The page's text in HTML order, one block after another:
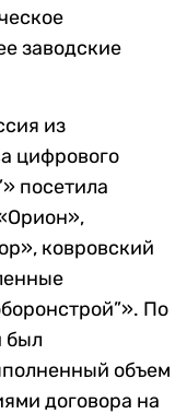
заводские
из
цифрового
посетила
ковровский
По
был
объем
договора на